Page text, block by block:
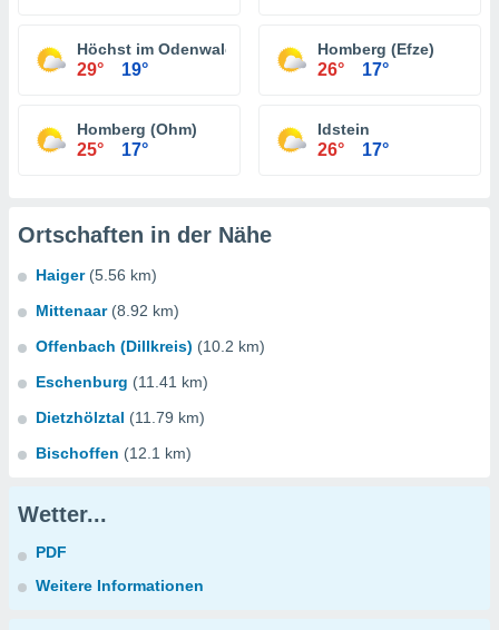
Höchst im Odenwald
29° 19°
Homberg (Efze)
26° 17°
Homberg (Ohm)
25° 17°
Idstein
26° 17°
Ortschaften in der Nähe
Haiger (5.56 km)
Mittenaar (8.92 km)
Offenbach (Dillkreis) (10.2 km)
Eschenburg (11.41 km)
Dietzhölztal (11.79 km)
Bischoffen (12.1 km)
Wetter...
PDF
Weitere Informationen